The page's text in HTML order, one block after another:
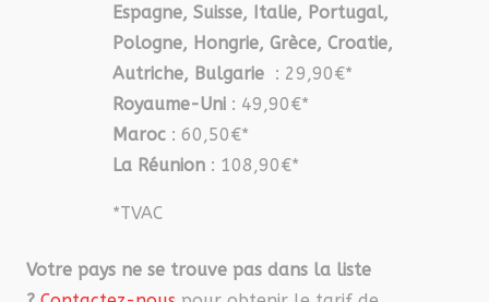
Espagne, Suisse, Italie, Portugal,
Pologne, Hongrie, Grèce, Croatie,
Autriche, Bulgarie : 29,90€*
Royaume-Uni : 49,90€*
Maroc : 60,50€*
La Réunion : 108,90€*
*TVAC
Votre pays ne se trouve pas dans la liste